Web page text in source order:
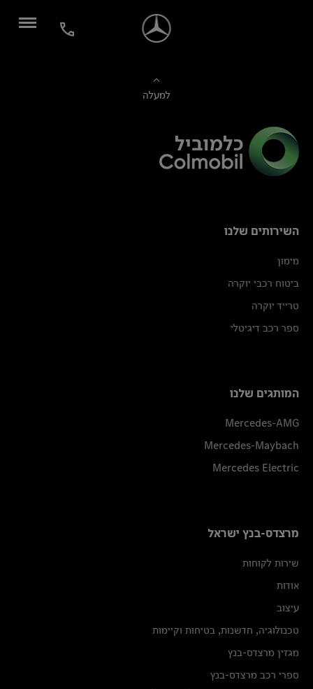
למעלה
השירותים שלנו
מימון
ביטוח רכבי יוקרה
טרייד יוקרה
ספר רכב דיגיטלי
המותגים שלנו
Mercedes-AMG
Mercedes-Maybach
Mercedes Electric
מרצדס-בנץ ישראל
שירות לקוחות
אודות
עיצוב
טכנולוגיה, חדשנות, בטיחות וקיימות
מגזין מרצדס-בנץ
ספרי רכב מרצדס-בנץ